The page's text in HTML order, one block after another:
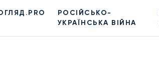
РОСІЙСЬКО-
УКРАЇНСЬКА ВІЙНА